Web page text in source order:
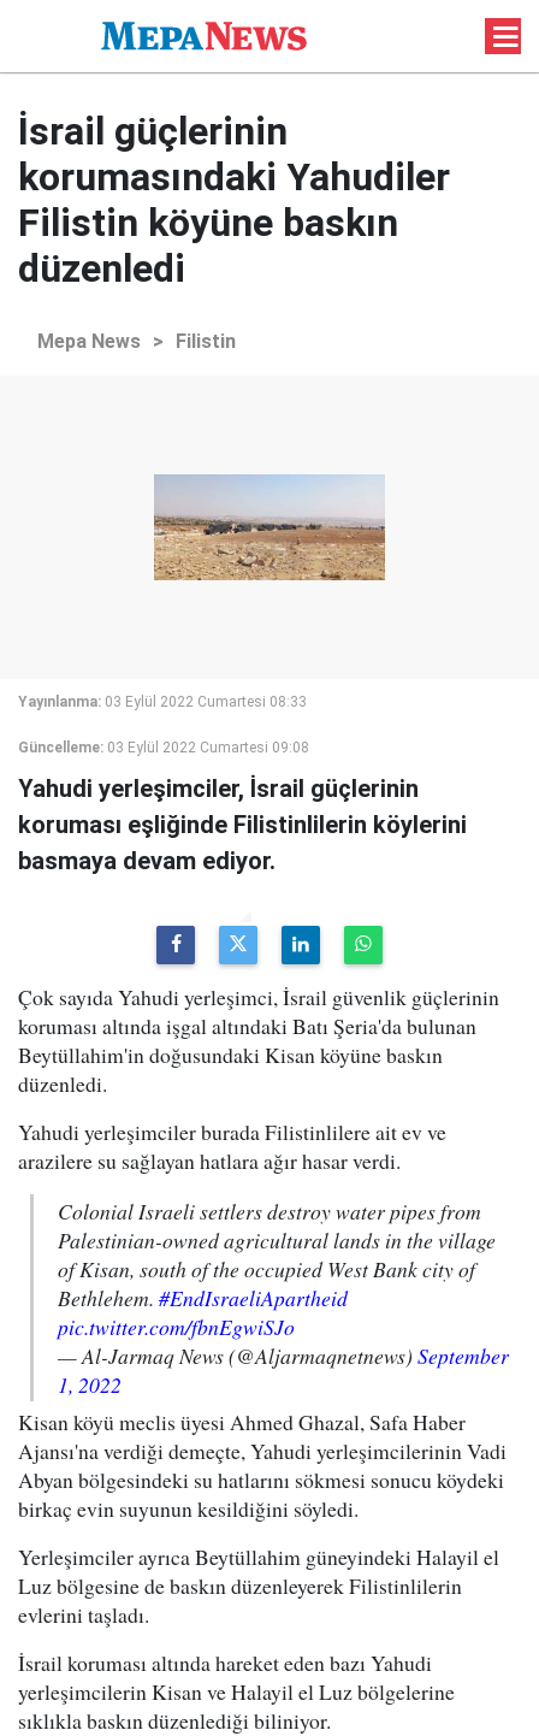
İsrail güçlerinin
korumasındaki Yahudiler
Filistin köyüne baskın
düzenledi
Mepa News > Filistin
Yayınlanma: 03 Eylül 2022 Cumartesi 08:33
Güncelleme: 03 Eylül 2022 Cumartesi 09:08
Yahudi yerleşimciler, İsrail güçlerinin
koruması eşliğinde Filistinlilerin köylerini
basmaya devam ediyor.
Çok sayıda Yahudi yerleşimci, İsrail güvenlik güçlerinin
koruması altında işgal altındaki Batı Şeria'da bulunan
Beytüllahim'in doğusundaki Kisan köyüne baskın
düzenledi.
Yahudi yerleşimciler burada Filistinlilere ait ev ve
arazilere su sağlayan hatlara ağır hasar verdi.
Colonial Israeli settlers destroy water pipes from
Palestinian-owned agricultural lands in the village
of Kisan, south of the occupied West Bank city of
Bethlehem. #EndIsraeliApartheid
pic.twitter.com/fbnEgwiSJo
— Al-Jarmaq News (@Aljarmaqnetnews) September
1, 2022
Kisan köyü meclis üyesi Ahmed Ghazal, Safa Haber
Ajansı'na verdiği demeçte, Yahudi yerleşimcilerinin Vadi
Abyan bölgesindeki su hatlarını sökmesi sonucu köydeki
birkaç evin suyunun kesildiğini söyledi.
Yerleşimciler ayrıca Beytüllahim güneyindeki Halayil el
Luz bölgesine de baskın düzenleyerek Filistinlilerin
evlerini taşladı.
İsrail koruması altında hareket eden bazı Yahudi
yerleşimcilerin Kisan ve Halayil el Luz bölgelerine
sıklıkla baskın düzenlediği biliniyor.